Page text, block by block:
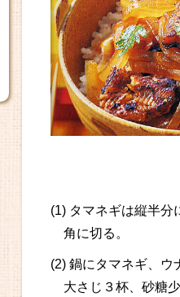
(1) タマネギは縦半分
角に切る。
(2) 鍋にタマネギ、ウ
大さじ３杯、砂糖